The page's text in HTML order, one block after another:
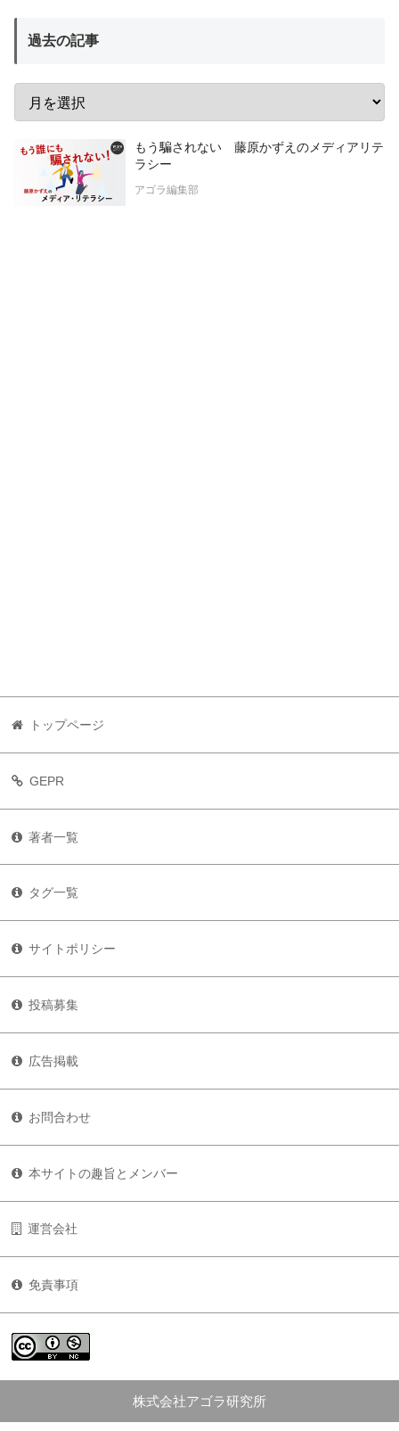
過去の記事
もう騙されない 藤原かずえのメディアリテ
ラシー
アゴラ編集部
トップページ
GEPR
著者一覧
タグ一覧
サイトポリシー
投稿募集
広告掲載
お問合わせ
本サイトの趣旨とメンバー
運営会社
免責事項
株式会社アゴラ研究所